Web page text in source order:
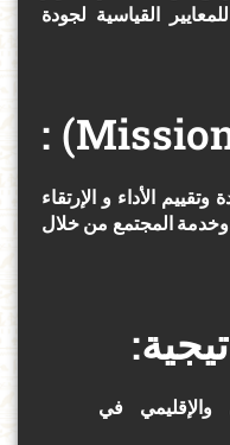
القياسية لجودة
وتقييم الأداء و الإرتقاء
وخدمة المجتمع من خلال
في
بالكلية.